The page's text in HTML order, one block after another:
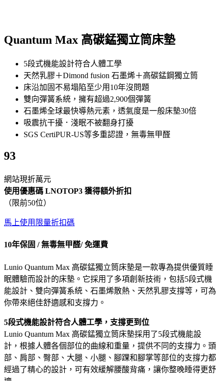
Quantum Max 高碳錳獨立筒床墊
5段式機能設計符合人體工學
天然乳膠＋Dimond fusion 石墨烯＋高碳錳鋼獨立筒
床沿加固不易塌陷至少用10年沒問題
雙向彈簧系統，擁有超過2,900個彈簧
石墨烯全球最快導熱元素，透氣度是一般床墊30倍
吸震抗干擾．淺眠不被翻身打擾
SGS CertiPUR-US等多重認證，無毒無甲醛
93
網站現折萬元
使用優惠碼 LNOTOP3 獲得額外折扣
（限前50位）
馬上使用限量折扣碼
10年保固 / 無毒無甲醛/ 免運費
Lunio Quantum Max 高碳錳獨立筒床墊是一款專為提供優質睡
眠體驗而設計的床墊。它採用了多項創新技術，包括5段式機
能設計、雙向彈簧系統、石墨烯散熱、天然乳膠支撐等，可為
你帶來絕佳舒適感和支撐力。
5段式機能設計符合人體工學，支撐更到位
Lunio Quantum Max 高碳錳獨立筒床墊採用了5段式機能設
計，根據人體各個部位的曲線和重量，提供不同的支撐力。頭
部、肩部、臀部、大腿、小腿、腳踝和腳掌等部位的支撐力都
經過了精心的設計，可有效緩解腰酸背痛，讓你整晚睡得更舒